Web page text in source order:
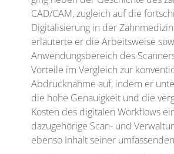
CAD/CAM, zugleich auf die
Digitalisierung in der
erläuterte er die Arbeitsweise
Anwendungsbereich des
Vorteile im Vergleich zur
Abdrucknahme auf, indem er
die hohe Genauigkeit und die
Kosten des digitalen Workflows
dazugehörige Scan- und
ebenso Inhalt seiner